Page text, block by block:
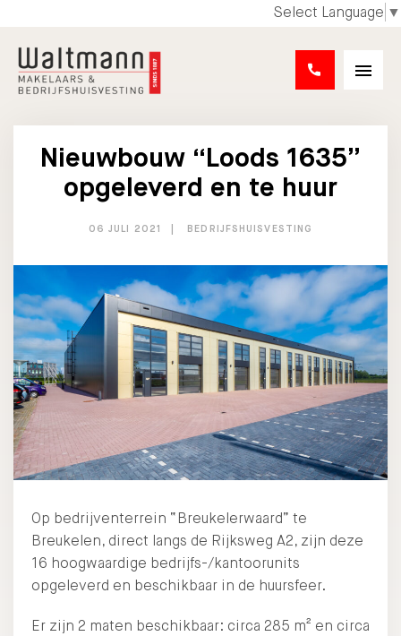
Select Language ▼
Nieuwbouw “Loods 1635”
opgeleverd en te huur
06 JULI 2021 BEDRIJFSHUISVESTING
Op bedrijventerrein “Breukelerwaard” te
Breukelen, direct langs de Rijksweg A2, zijn deze
16 hoogwaardige bedrijfs-/kantoorunits
opgeleverd en beschikbaar in de huursfeer.
Er zijn 2 maten beschikbaar: circa 285 m² en circa